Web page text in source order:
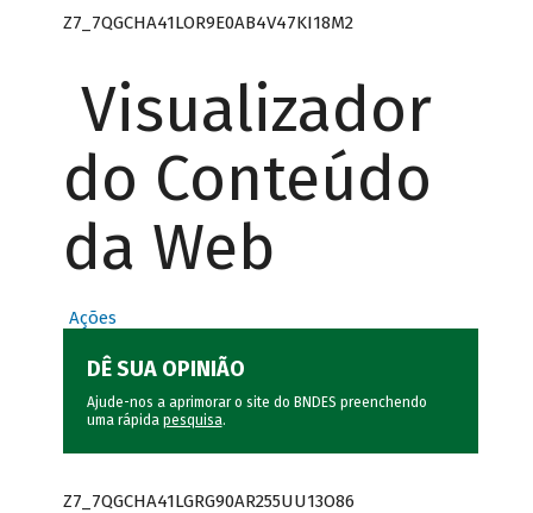
Z7_7QGCHA41LOR9E0AB4V47KI18M2
Visualizador
do Conteúdo
da Web
Ações
DÊ SUA OPINIÃO
Ajude-nos a aprimorar o site do BNDES preenchendo
uma rápida pesquisa.
Z7_7QGCHA41LGRG90AR255UU13O86